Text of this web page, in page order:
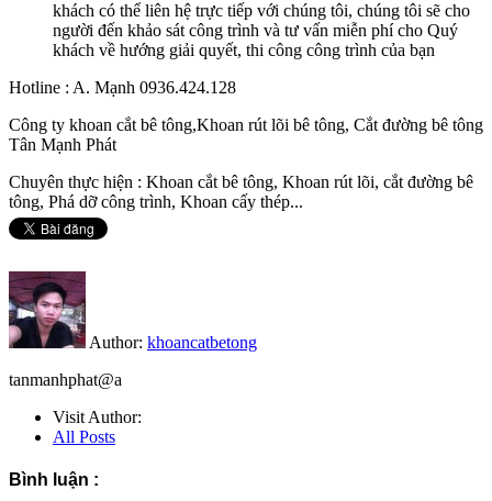
khách có thể liên hệ trực tiếp với chúng tôi, chúng tôi sẽ cho
người đến khảo sát công trình và tư vấn miễn phí cho Quý
khách về hướng giải quyết, thi công công trình của bạn
Hotline : A. Mạnh 0936.424.128
Công ty khoan cắt bê tông,Khoan rút lõi bê tông, Cắt đường bê tông
Tân Mạnh Phát
Chuyên thực hiện : Khoan cắt bê tông, Khoan rút lõi, cắt đường bê
tông, Phá dỡ công trình, Khoan cấy thép...
Author: khoancatbetong
tanmanhphat@a
Visit Author:
All Posts
Bình luận :